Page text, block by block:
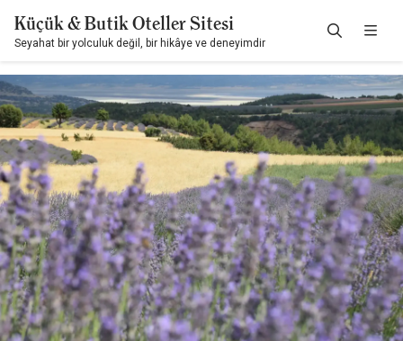
Küçük & Butik Oteller Sitesi
Seyahat bir yolculuk değil, bir hikâye ve deneyimdir